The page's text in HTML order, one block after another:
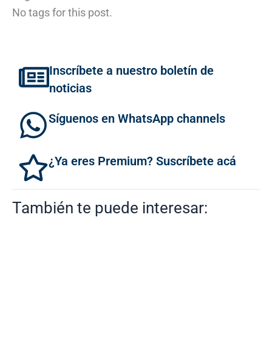
No tags for this post.
Inscríbete a nuestro boletín de
noticias
Síguenos en WhatsApp channels
¿Ya eres Premium? Suscríbete acá
También te puede interesar: